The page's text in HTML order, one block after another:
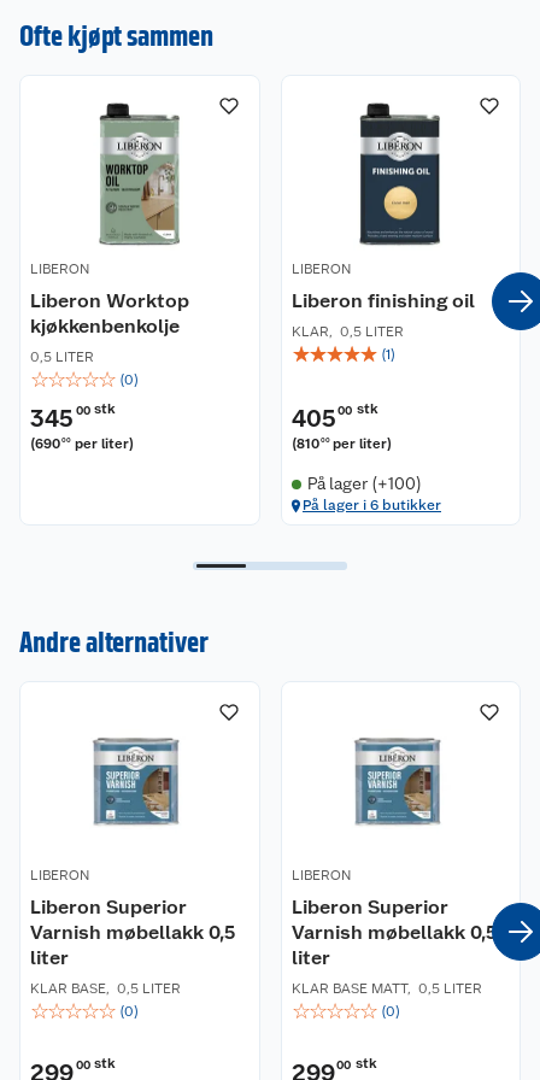
Gir laseringseffekt på malte flater. Ypperlig som
toppstrøk over beis. Lakken er motstandsdyktig
overfor varme og væsker. Til innendørs bruk.
Ofte kjøpt sammen
LIBERON
Liberon Worktop
kjøkkenbenkolje
0,5 LITER
☆☆☆☆☆ (0)
345 00 stk
(69000 per liter)
LIBERON
Liberon finishing oil
KLAR, 0,5 LITER
☆☆☆☆☆ (1)
405 00 stk
(810 00 per liter)
På lager (+100)
På lager i 6 butikker
Andre alternativer
LIBERON
Liberon Superior
Varnish møbellakk 0,5
liter
KLAR BASE, 0,5 LITER
☆☆☆☆☆ (0)
29900 stk
LIBERON
Liberon Superior
Varnish møbellakk 0,5
liter
KLAR BASE MATT, 0,5 LITER
☆☆☆☆☆ (0)
29900 stk
Nyheter
Våre butikker
Våre merkevarer
Coop kjeder
Ledige stillinger
Bærekraft
Kundeservice
Angre- og returrett
Reklamasjon og garanti
Ofte stilte spørsmål
Betalingsalternativer
Leveringsalternativer
Pakkesporing
Åpent kjøp
Coop medlem